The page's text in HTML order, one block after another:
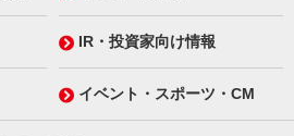
IR・投資家向け情報
イベント・スポーツ・CM